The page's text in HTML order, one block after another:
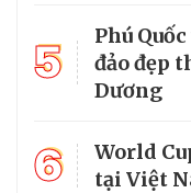
5
Phú
đảo đẹp
Dương
6
World
tại Việt